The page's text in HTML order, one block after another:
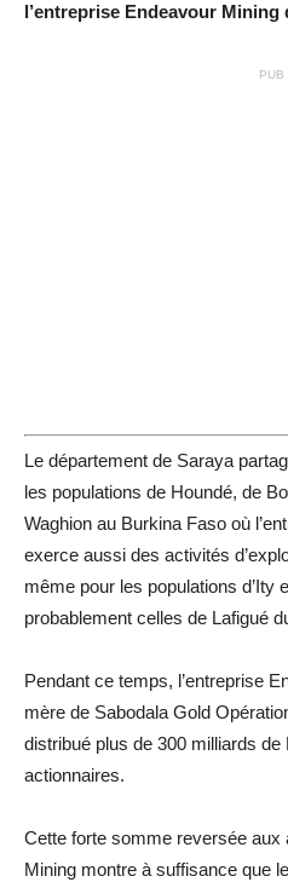
l’entreprise Endeavour Mining
PUB
Le département de Saraya
les populations de Houndé, de
Waghion au Burkina Faso où
exerce aussi des activités
même pour les populations d’Ity
probablement celles de Lafigué
Pendant ce temps, l’entreprise
mère de Sabodala Gold
distribué plus de 300 milliards
actionnaires.
Cette forte somme reversée aux
Mining montre à suffisance que